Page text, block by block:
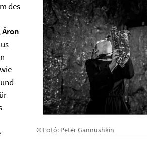
© Fotó: Peter Gannushkin
des
Áron